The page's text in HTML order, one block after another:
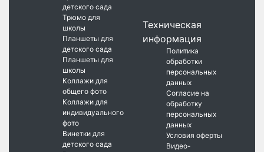
детского сада
Трюмо для
школы
Планшеты для
детского сада
Планшеты для
школы
Коллажи для
общего фото
Коллажи для
индивидуального
фото
Винетки для
детского сада
Техническая
информация
Политика
обработки
персональных
данных
Согласие на
обработку
персональных
данных
Условия оферты
Видео-